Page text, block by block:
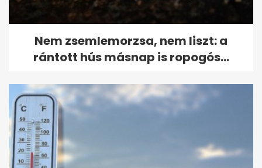
Nem zsemlemorzsa, nem liszt: a
rántott hús másnap is ropogós...